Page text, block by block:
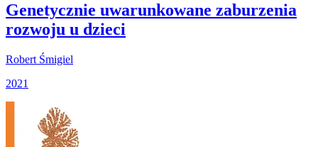
Genetycznie uwarunkowane zaburzenia
rozwoju u dzieci
Robert Śmigiel
2021